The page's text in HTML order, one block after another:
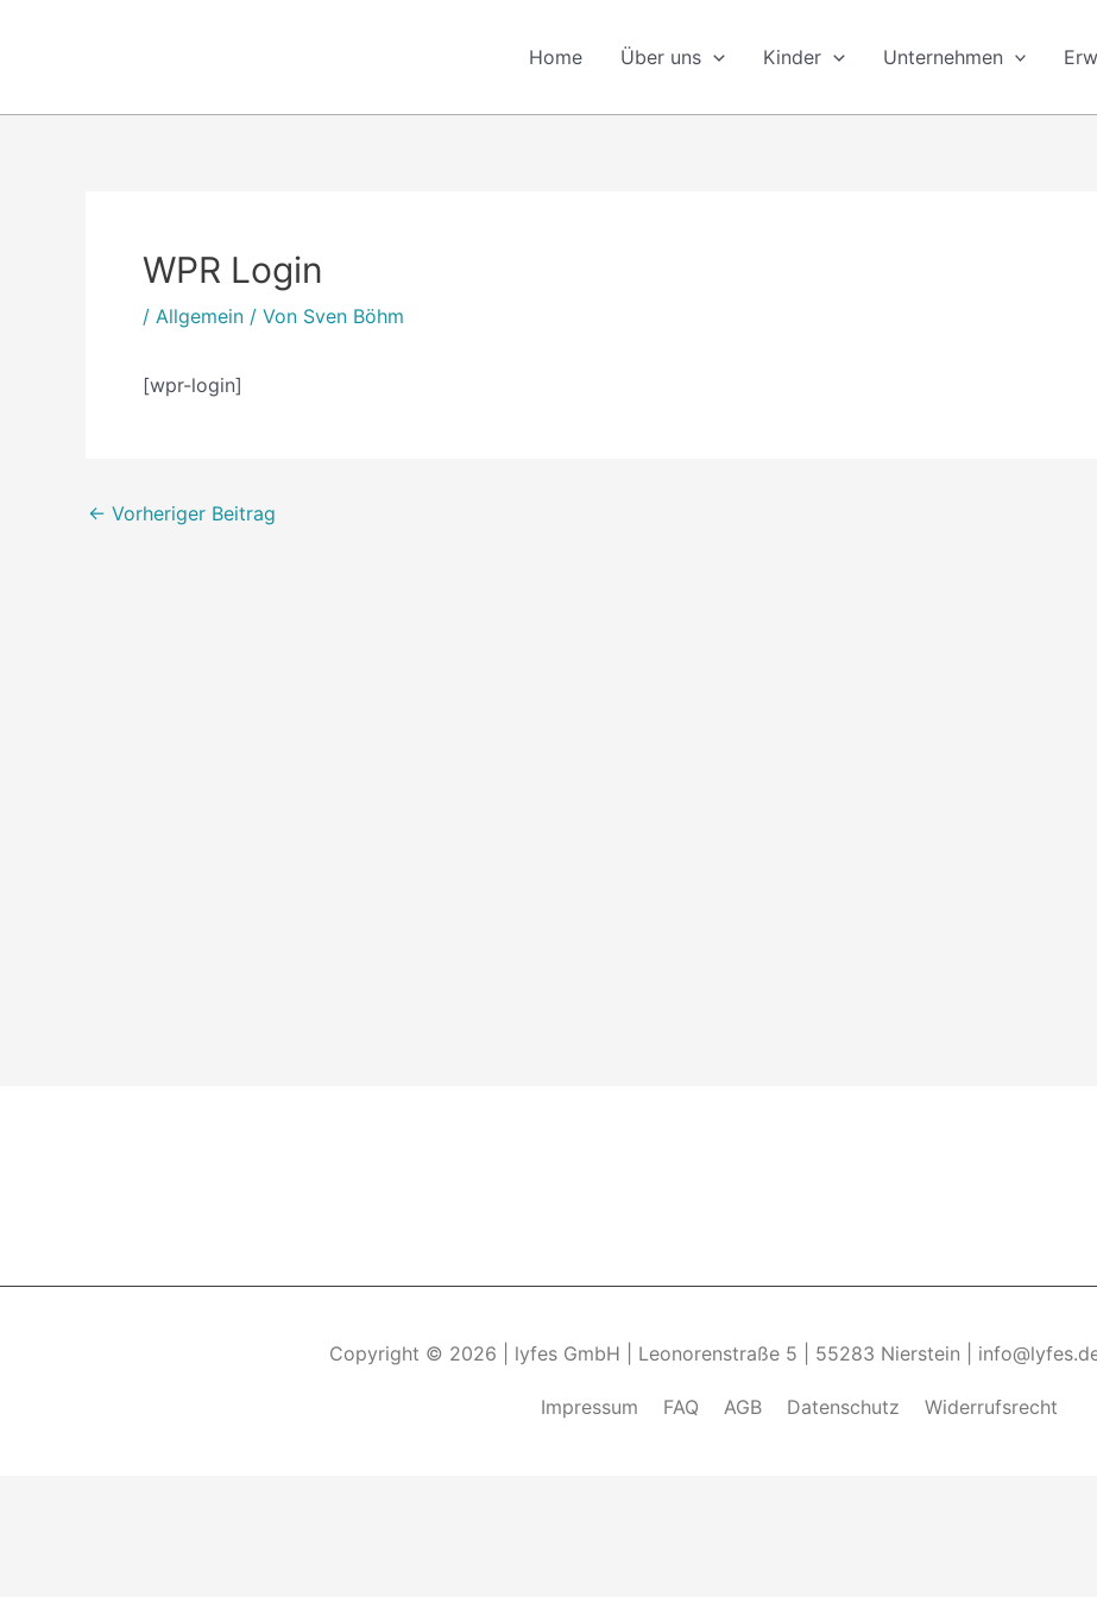
Home Über uns Kinder Unternehmen
WPR Login
/ Allgemein / Von Sven Böhm
[wpr-login]
← Vorheriger Beitrag
Copyright © 2026 | lyfes GmbH | Leonorenstraße 5 | 55283 Nierstein |
Impressum FAQ AGB Datenschutz Widerrufsrecht